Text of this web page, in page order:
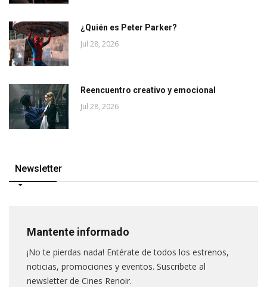
¿Quién es Peter Parker?
Jul 28, 2026
Reencuentro creativo y emocional
Jul 28, 2026
Newsletter
Mantente informado
¡No te pierdas nada! Entérate de todos los estrenos,
noticias, promociones y eventos. Suscribete al
newsletter de Cines Renoir.